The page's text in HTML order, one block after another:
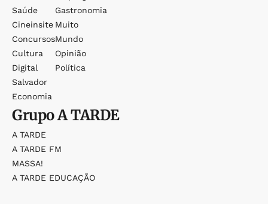
Saúde
Cineinsite
Concursos
Cultura
Digital
Salvador
Economia
Gastronomia
Muito
Mundo
Opinião
Política
GrupoA TARDE
A TARDE
A TARDE FM
MASSA!
A TARDE EDUCAÇÃO